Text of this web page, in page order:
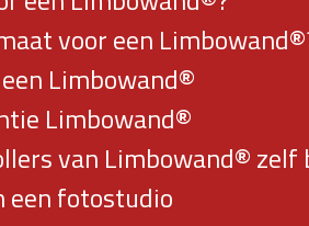
voor een
Limbowand®
Limbowand®
van Limbowand® zelf
een fotostudio